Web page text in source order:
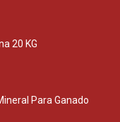
20 KG
Para Ganado